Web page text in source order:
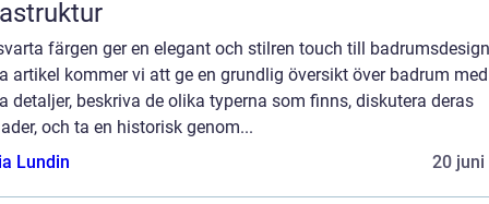
färgen ger en elegant och stilren touch till
artikel kommer vi att ge en grundlig översikt över badrum med
detaljer, beskriva de olika typerna som finns, diskutera deras
och ta en historisk genom...
Lundin
20 juni